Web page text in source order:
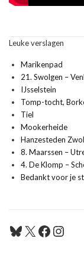
Leuke verslagen
Marikenpad
21. Swolgen –
IJsselstein
Tomp-tocht,
Tiel
Mookerheide
Hanzesteden
8. Maarssen –
4. De Klomp –
Bedankt voor je
Bluesky
X